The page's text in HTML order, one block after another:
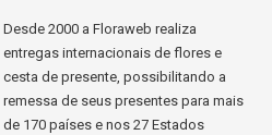
Desde 2000 a Floraweb realiza
entregas internacionais de flores e
cesta de presente, possibilitando a
remessa de seus presentes para mais
de 170 países e nos 27 Estados